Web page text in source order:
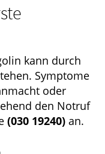
kann durch
Symptome
oder
den Notruf
(030 19240) an.